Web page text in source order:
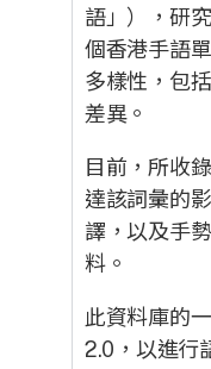
語」），研
個香港手語
多樣性，包
差異。
目前，所收
達該詞彙的
譯，以及手
料。
此資料庫的
2.0，以進行